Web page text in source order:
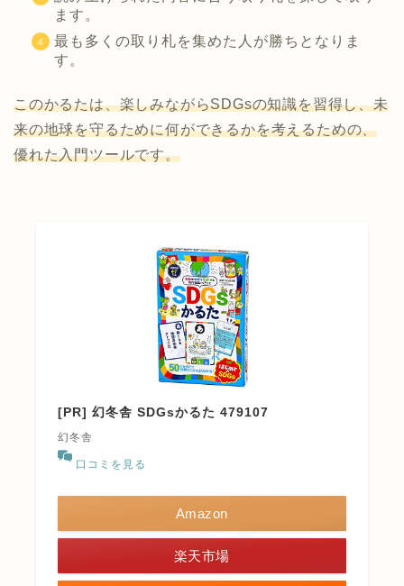
ます。
最も多くの取り札を集めた人が勝ちとなりま
す。
このかるたは、楽しみながらSDGsの知識を習得し、未
来の地球を守るために何ができるかを考えるための、
優れた入門ツールです。
[PR] 幻冬舎 SDGsかるた 479107
幻冬舎
口コミを見る
Amazon
楽天市場